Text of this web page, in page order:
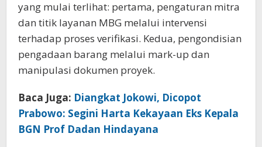
yang mulai terlihat: pertama, pengaturan mitra
dan titik layanan MBG melalui intervensi
terhadap proses verifikasi. Kedua, pengondisian
pengadaan barang melalui mark-up dan
manipulasi dokumen proyek.
Baca Juga: Diangkat Jokowi, Dicopot
Prabowo: Segini Harta Kekayaan Eks Kepala
BGN Prof Dadan Hindayana